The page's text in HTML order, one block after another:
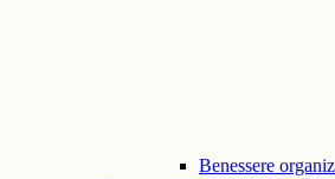
Benessere